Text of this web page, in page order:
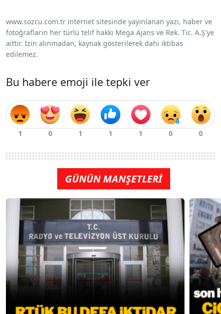
www.sozcu.com.tr internet sitesinde yayınlanan yazı, haber ve
fotoğrafların her türlü telif hakkı Mega Ajans ve Rek. Tic. A.Ş'ye
aittir. İzin alınmadan, kaynak gösterilerek dahi iktibas
edilemez.
Bu habere emoji ile tepki ver
GÜNÜN MANŞETLERİ